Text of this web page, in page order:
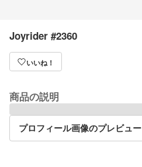
Joyrider #2360
いいね！
商品の説明
プロフィール画像のプレビュー